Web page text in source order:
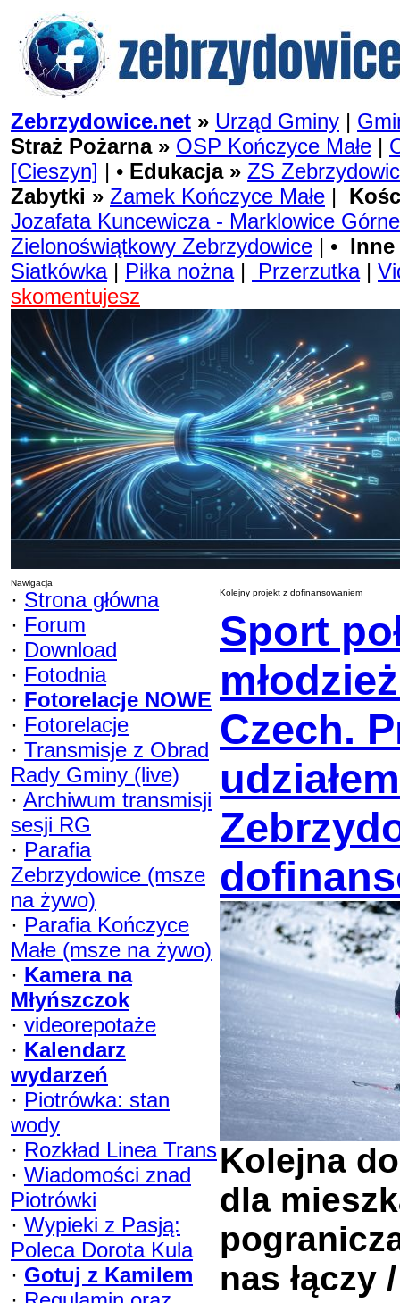
Zebrzydowice.net » Urząd Gminy |
Straż Pożarna » OSP Kończyce Małe |
[Cieszyn] | • Edukacja » ZS
Zabytki » Zamek Kończyce Małe |
Jozafata Kuncewicza - Marklowice Górne
Zielonoświątkowy Zebrzydowice | •
Siatkówka| Piłka nożna | Przerzutka|
skomentujesz
Nawigacja
· Strona główna
· Forum
· Download
· Fotodnia
· Fotorelacje NOWE
· Fotorelacje
· Transmisje z Obrad
Rady Gminy (live)
· Archiwum transmisji
sesji RG
· Parafia
Zebrzydowice (msze
na żywo)
· Parafia Kończyce
Małe (msze na żywo)
· Kamera na
Młyńszczok
· videorepotaże
· Kalendarz
wydarzeń
· Piotrówka: stan
wody
· Rozkład Linea Trans
· Wiadomości znad
Piotrówki
· Wypieki z Pasją:
Poleca Dorota Kula
· Gotuj z Kamilem
Kolejny projekt z dofinansowaniem
Sport
Czech.
Kolejna
dla
nas łączy